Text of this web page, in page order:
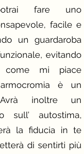
fare uno
facile e
un guardaroba
evitando
come mi piace
è un
Avrà inoltre un
sull’ autostima,
la fiducia in te
di sentirti più